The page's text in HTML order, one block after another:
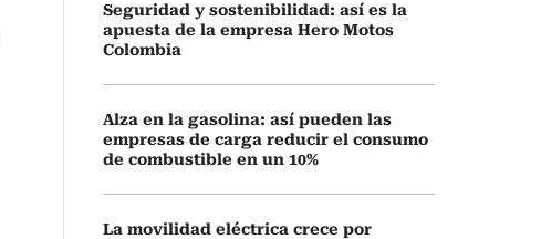
Seguridad y sostenibilidad: así es la
apuesta de la empresa Hero Motos
Colombia
Alza en la gasolina: así pueden las
empresas de carga reducir el consumo
de combustible en un 10%
La movilidad eléctrica crece por